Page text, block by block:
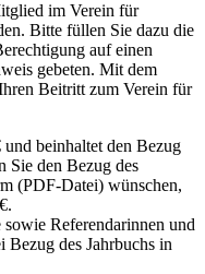
im Verein für
Bitte füllen Sie dazu die
auf einen
gebeten. Mit dem
Beitritt zum Verein für
und beinhaltet den Bezug
Sie den Bezug des
(PDF-Datei) wünschen,
Referendarinnen und
Bezug des Jahrbuchs in